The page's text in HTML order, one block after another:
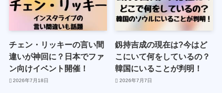
チェン・リッキーの言い間
違いが神回に？日本でファ
ン向けイベント開催！
2026年7月18日
釼持吉成の現在は?今はど
こにいて何をしているの？
韓国にいることが判明！
2026年7月7日